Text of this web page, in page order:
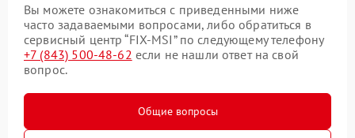
Вы можете ознакомиться с приведенными ниже
часто задаваемыми вопросами, либо обратиться в
сервисный центр “FIX-MSI” по следующему телефону
+7 (843) 500-48-62 если не нашли ответ на свой
вопрос.
Общие вопросы